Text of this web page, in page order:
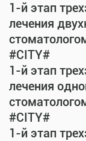
1-й этап
лечения
#CITY#
1-й этап
лечения
#CITY#
1-й этап